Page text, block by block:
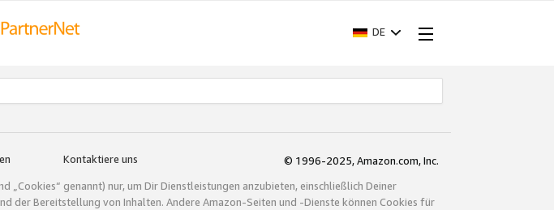
DE
Kontaktiere uns
© 1996-2025, Amazon.com, Inc.
genannt) nur, um Dir Dienstleistungen anzubieten, einschließlich Deiner
der Bereitstellung von Inhalten. Andere Amazon-Seiten und -Dienste können Cookies für